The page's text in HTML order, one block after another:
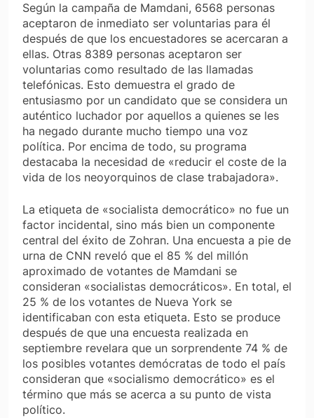
Según la campaña de Mamdani, 6568 personas
aceptaron de inmediato ser voluntarias para él
después de que los encuestadores se acercaran a
ellas. Otras 8389 personas aceptaron ser
voluntarias como resultado de las llamadas
telefónicas. Esto demuestra el grado de
entusiasmo por un candidato que se considera un
auténtico luchador por aquellos a quienes se les
ha negado durante mucho tiempo una voz
política. Por encima de todo, su programa
destacaba la necesidad de «reducir el coste de la
vida de los neoyorquinos de clase trabajadora».
La etiqueta de «socialista democrático» no fue un
factor incidental, sino más bien un componente
central del éxito de Zohran. Una encuesta a pie de
urna de CNN reveló que el 85 % del millón
aproximado de votantes de Mamdani se
consideran «socialistas democráticos». En total, el
25 % de los votantes de Nueva York se
identificaban con esta etiqueta. Esto se produce
después de que una encuesta realizada en
septiembre revelara que un sorprendente 74 % de
los posibles votantes demócratas de todo el país
consideran que «socialismo democrático» es el
término que más se acerca a su punto de vista
político.